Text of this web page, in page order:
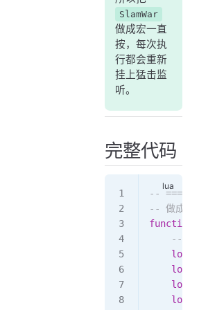
SlamWar
做成宏一直
按，每次执
行都会重新
挂上猛击监
听。
完整代码
--
-- 做成宏
function
--
    local
    local
    local
    local